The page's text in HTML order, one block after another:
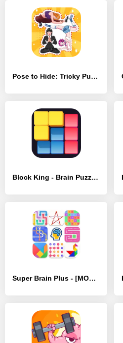
Pose to Hide: Tricky Puzzle - [MOD Много монет]
Block King - Brain Puzzle Game - [MOD Много денег]
Super Brain Plus - [MOD Бесконечные деньги]